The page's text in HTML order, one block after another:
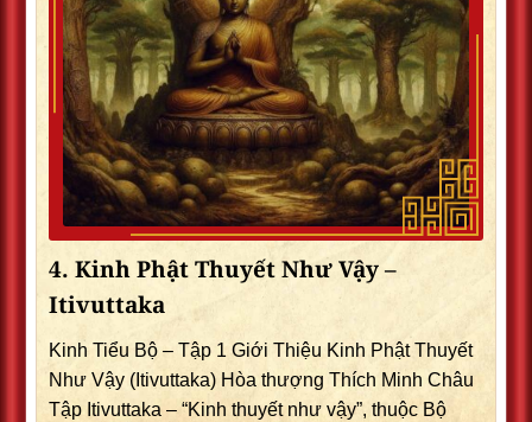
4. Kinh Phật Thuyết Như Vậy –
Itivuttaka
Kinh Tiểu Bộ – Tập 1 Giới Thiệu Kinh Phật Thuyết
Như Vậy (Itivuttaka) Hòa thượng Thích Minh Châu
Tập Itivuttaka – “Kinh thuyết như vậy”, thuộc Bộ